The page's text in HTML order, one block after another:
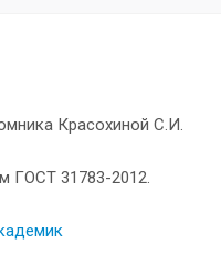
Красохиной С.И.
ГОСТ 31783-2012.